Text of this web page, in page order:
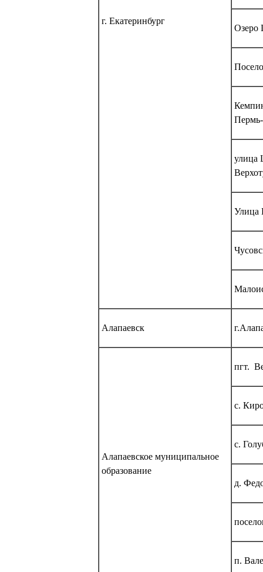
г. Екатеринбург
Озеро
улица
Улица
Алапаевск
Алапаевское муниципальное
образование
пгт.
с.
с.
д.
п.